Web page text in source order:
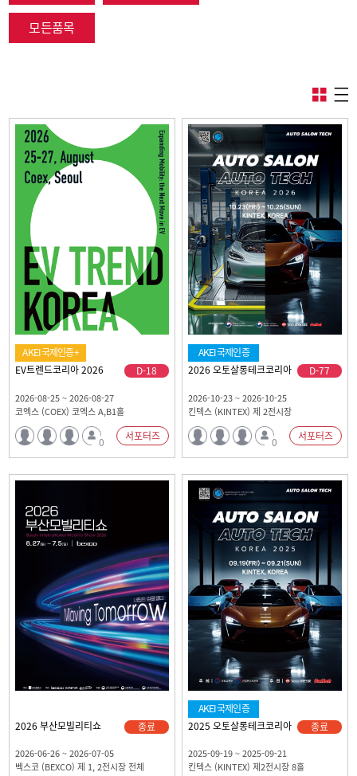
모든품목
AKEI국제인증+
EV트렌드코리아 2026
D-18
2026-08-25 ~ 2026-08-27
코엑스 (COEX) 코엑스 A,B1홀
0 서포터즈
AKEI국제인증
2026 오토살롱테크코리아
D-77
2026-10-23 ~ 2026-10-25
킨텍스 (KINTEX) 제 2전시장
0 서포터즈
2026 부산모빌리티쇼 종료
2026-06-26 ~ 2026-07-05
벡스코 (BEXCO) 제 1, 2전시장 전체
AKEI국제인증
2025 오토살롱테크코리아
종료
2025-09-19 ~ 2025-09-21
킨텍스 (KINTEX) 제2전시장 8홀